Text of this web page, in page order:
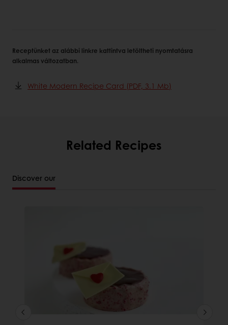
Receptünket az alábbi linkre kattintva letöltheti nyomtatásra
alkalmas változatban.
White Modern Recipe Card (PDF, 3.1 Mb)
Related Recipes
Discover our